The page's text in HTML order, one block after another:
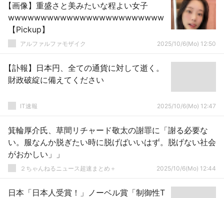
【画像】重盛さと美みたいな程よい女子
wwwwwwwwwwwwwwwwwwwwwwww
【Pickup】
アルファルファモザイク 2025/10/6(Mo) 12:50
【訃報】日本円、全ての通貨に対して逝く。
財政破綻に備えてください
IT速報 2025/10/6(Mo) 12:47
箕輪厚介氏、草間リチャード敬太の謝罪に「謝る必要な
い。服なんか脱ぎたい時に脱げばいいはず。脱げない社会
がおかしい」」
２ちゃんねるニュース超速まとめ＋ 2025/10/6(Mo) 12:44
日本「日本人受賞！」ノーベル賞「制御性T